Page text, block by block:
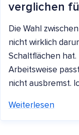
verglichen
Die Wahl
nicht wirklich
Schaltflächen hat.
Arbeitsweise
nicht ausbremst.
Weiterlesen